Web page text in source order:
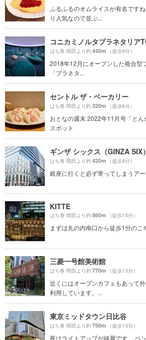
ふるふるのオムライスが有名です
り人気なので並ぶ...
コニカミノルタプラネタリア
はち巻 岡田より約440m （徒歩8分）
2018年12月にオープンした複合型
「プラネタ...
セントル ザ・ベーカリー
はち巻 岡田より約320m （徒歩6分）
おとなの週末 2022年11月号「と
スポット
ギンザ シックス（GINZA SIX）
はち巻 岡田より約420m （徒歩8分）
銀座に行くと必ず寄ってしまうア
KITTE
はち巻 岡田より約860m （徒歩15分）
まずは丸の内南口から徒歩1分の
三菱一号館美術館
はち巻 岡田より約770m （徒歩13分）
近くにはオープンカフェもあって
利用しています。...
東京ミッドタウン日比谷
はち巻 岡田より約750m （徒歩13分）
夜はライトアップが綺麗です。 ベ